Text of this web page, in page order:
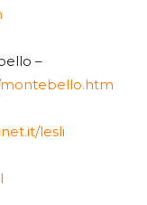
–
lesli